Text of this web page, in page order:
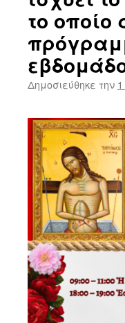
το οποίο
Δημοσιεύθηκε την